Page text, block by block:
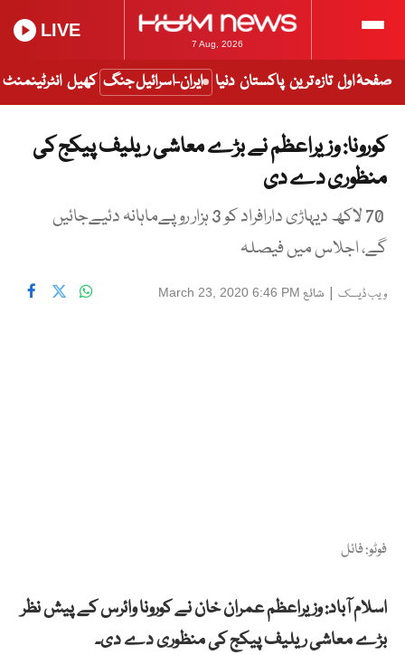
7 Aug, 2026
LIVE
صفحۂ اول تازہ ترین پاکستان دنیا ایران-اسرائیل جنگ کھیل انٹرٹینمنٹ
کورونا: وزیراعظم نے بڑے معاشی ریلیف پیکج کی
منظوری دے دی
70 لاکھ دیہاڑی دارافراد کو 3 ہزار روپےماہانہ دئیےجائیں
گے، اجلاس میں فیصلہ
ویب ڈیسک | شائع March 23, 2020 6:46 PM
فوٹو: فائل
اسلام آباد: وزیراعظم عمران خان نے کورونا وائرس کے پیش نظر
بڑے معاشی ریلیف پیکج کی منظوری دے دی۔